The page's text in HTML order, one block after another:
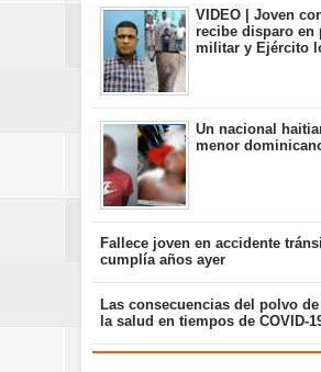
VIDEO | Joven
recibe disparo en
militar y Ejército
Un nacional
menor
Fallece joven en accidente
cumplía años ayer
Las consecuencias del polvo de
la salud en tiempos de COVID-